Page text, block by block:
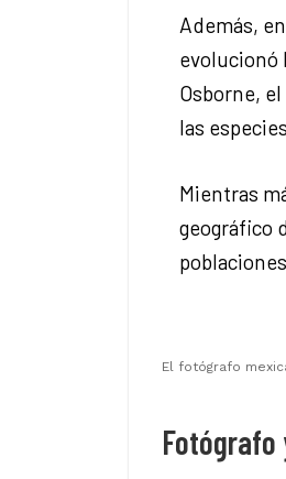
Además,
evolucionó
Osborne,
las
Mientras
geográfico
El fotógrafo